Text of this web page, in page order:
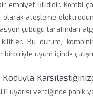
emniyet kilididir. Kombi
olarak ateşleme
çubuğu tarafından
Bu durum,
birbiriyle uyum içinde
uyarısı verdiğinde panik